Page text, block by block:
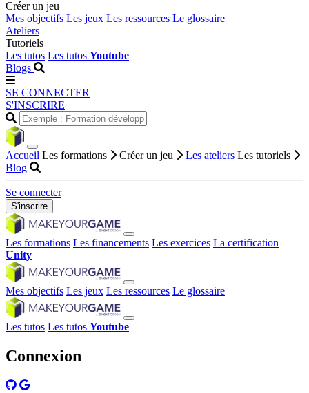
Créer un jeu
Mes objectifs Les jeux Les ressources Le glossaire
Ateliers
Tutoriels
Les tutos Les tutos Youtube
Blogs
SE CONNECTER
S'INSCRIRE
Accueil Les formations Créer un jeu Les ateliers Les tutoriels
Blog
Se connecter
S'inscrire
Les formations Les financements Les exercices La certification
Unity
Mes objectifs Les jeux Les ressources Le glossaire
Les tutos Les tutos Youtube
Connexion